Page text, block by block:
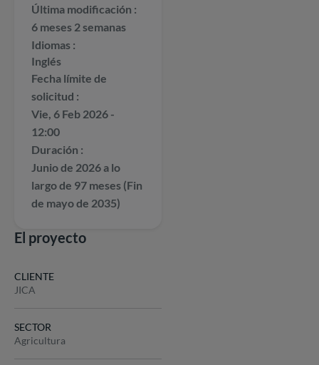
Última modificación
6 meses 2 semanas
Idiomas
Inglés
Fecha límite de
solicitud
Vie, 6 Feb 2026 -
12:00
Duración
Junio de 2026 a lo
largo de 97 meses (Fin
de mayo de 2035)
El proyecto
CLIENTE
JICA
SECTOR
Agricultura